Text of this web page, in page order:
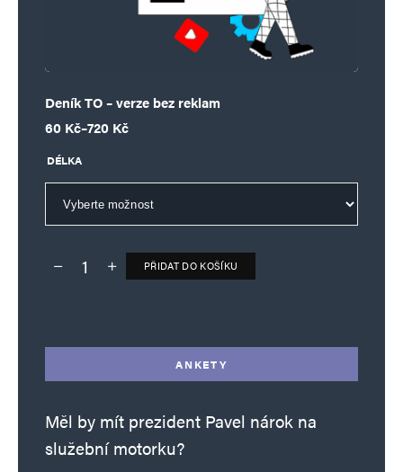
Deník TO – verze bez reklam
60 Kč–720 Kč
Rozpětí cen: 60 Kč až 720 Kč
DÉLKA
Deník TO – verze bez reklam množství
PŘIDAT DO KOŠÍKU
ANKETY
Měl by mít prezident Pavel nárok na
služební motorku?